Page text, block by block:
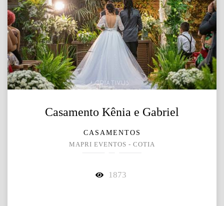
Casamento Kênia e Gabriel
CASAMENTOS
MAPRI EVENTOS - COTIA
1873